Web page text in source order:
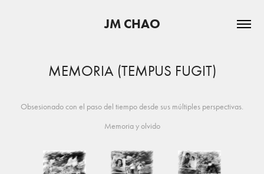
JM CHAO
MEMORIA (TEMPUS FUGIT)
Obsesionado con el paso del tiempo desde sus múltiples perspectivas.
Memoria y olvido